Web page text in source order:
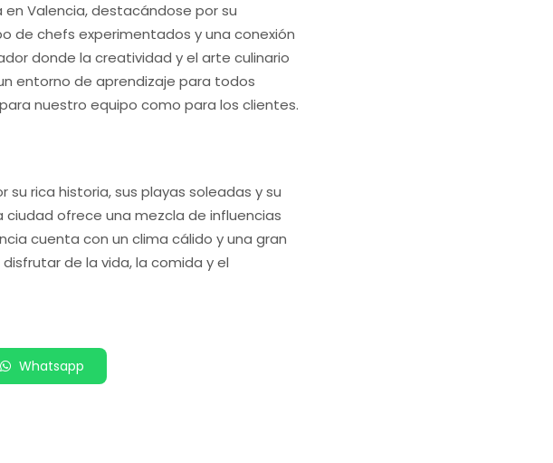
Valencia, destacándose por su
de chefs experimentados y una conexión
donde la creatividad y el arte culinario
entorno de aprendizaje para todos
nuestro equipo como para los clientes.
rica historia, sus playas soleadas y su
ciudad ofrece una mezcla de influencias
cuenta con un clima cálido y una gran
de la vida, la comida y el
Whatsapp